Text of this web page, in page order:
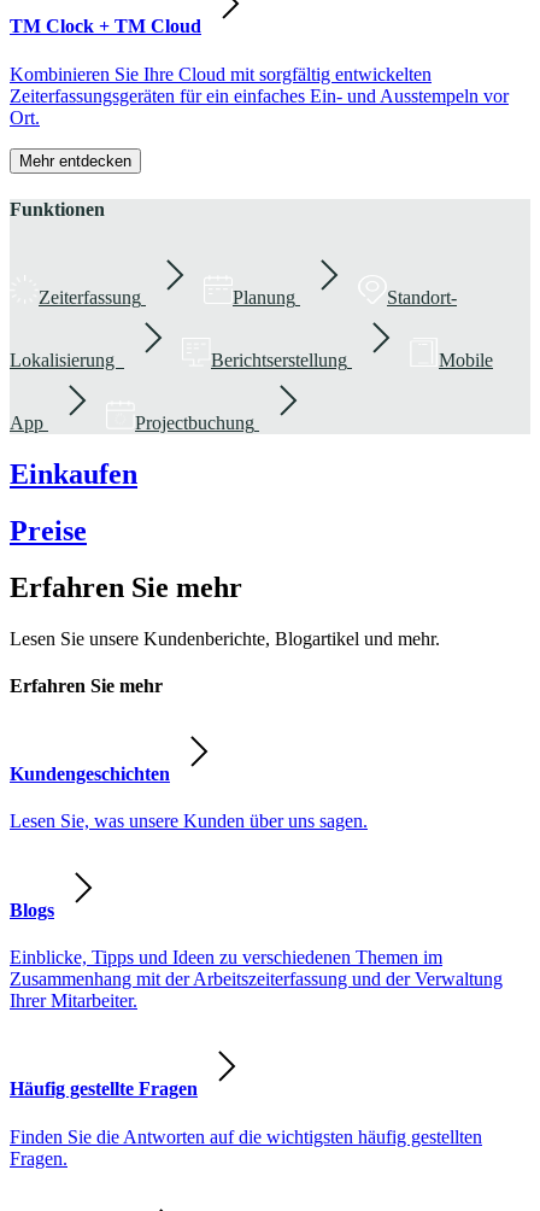
TM Clock + TM Cloud
Kombinieren Sie Ihre Cloud mit sorgfältig entwickelten
Zeiterfassungsgeräten für ein einfaches Ein- und Ausstempeln vor
Ort.
Mehr entdecken
Funktionen
Zeiterfassung Planung Standort-
Lokalisierung Berichtserstellung Mobile
App Projectbuchung
Einkaufen
Preise
Erfahren Sie mehr
Lesen Sie unsere Kundenberichte, Blogartikel und mehr.
Erfahren Sie mehr
Kundengeschichten
Lesen Sie, was unsere Kunden über uns sagen.
Blogs
Einblicke, Tipps und Ideen zu verschiedenen Themen im
Zusammenhang mit der Arbeitszeiterfassung und der Verwaltung
Ihrer Mitarbeiter.
Häufig gestellte Fragen
Finden Sie die Antworten auf die wichtigsten häufig gestellten
Fragen.